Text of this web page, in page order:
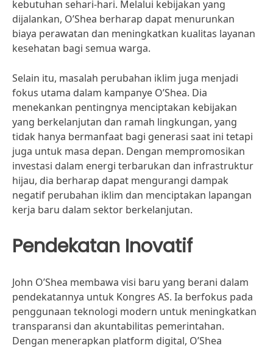
kebutuhan sehari-hari. Melalui kebijakan yang
dijalankan, O’Shea berharap dapat menurunkan
biaya perawatan dan meningkatkan kualitas layanan
kesehatan bagi semua warga.
Selain itu, masalah perubahan iklim juga menjadi
fokus utama dalam kampanye O’Shea. Dia
menekankan pentingnya menciptakan kebijakan
yang berkelanjutan dan ramah lingkungan, yang
tidak hanya bermanfaat bagi generasi saat ini tetapi
juga untuk masa depan. Dengan mempromosikan
investasi dalam energi terbarukan dan infrastruktur
hijau, dia berharap dapat mengurangi dampak
negatif perubahan iklim dan menciptakan lapangan
kerja baru dalam sektor berkelanjutan.
Pendekatan Inovatif
John O’Shea membawa visi baru yang berani dalam
pendekatannya untuk Kongres AS. Ia berfokus pada
penggunaan teknologi modern untuk meningkatkan
transparansi dan akuntabilitas pemerintahan.
Dengan menerapkan platform digital, O’Shea